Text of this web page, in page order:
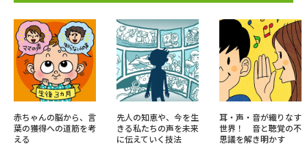
赤ちゃんの脳から、言
葉の獲得への道筋を考
える
先人の知恵や、今を生
きる私たちの声を未来
に伝えていく技法
耳・声・音が織りなす
世界！ 音と聴覚の不
思議を解き明かす